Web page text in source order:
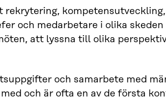
och medarbetare i olika skeden
att lyssna till olika
och samarbete med
och är ofta en av de första